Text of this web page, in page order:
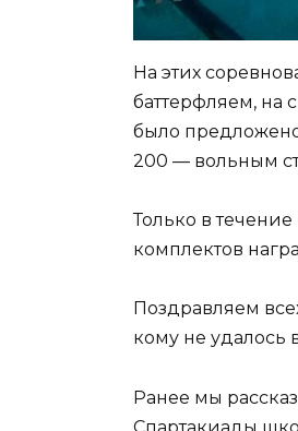
На этих
баттерфляем, на
было
200 — вольным
Только в
комплектов
Поздравляем
кому не удалось
Ранее мы
Спартакиады